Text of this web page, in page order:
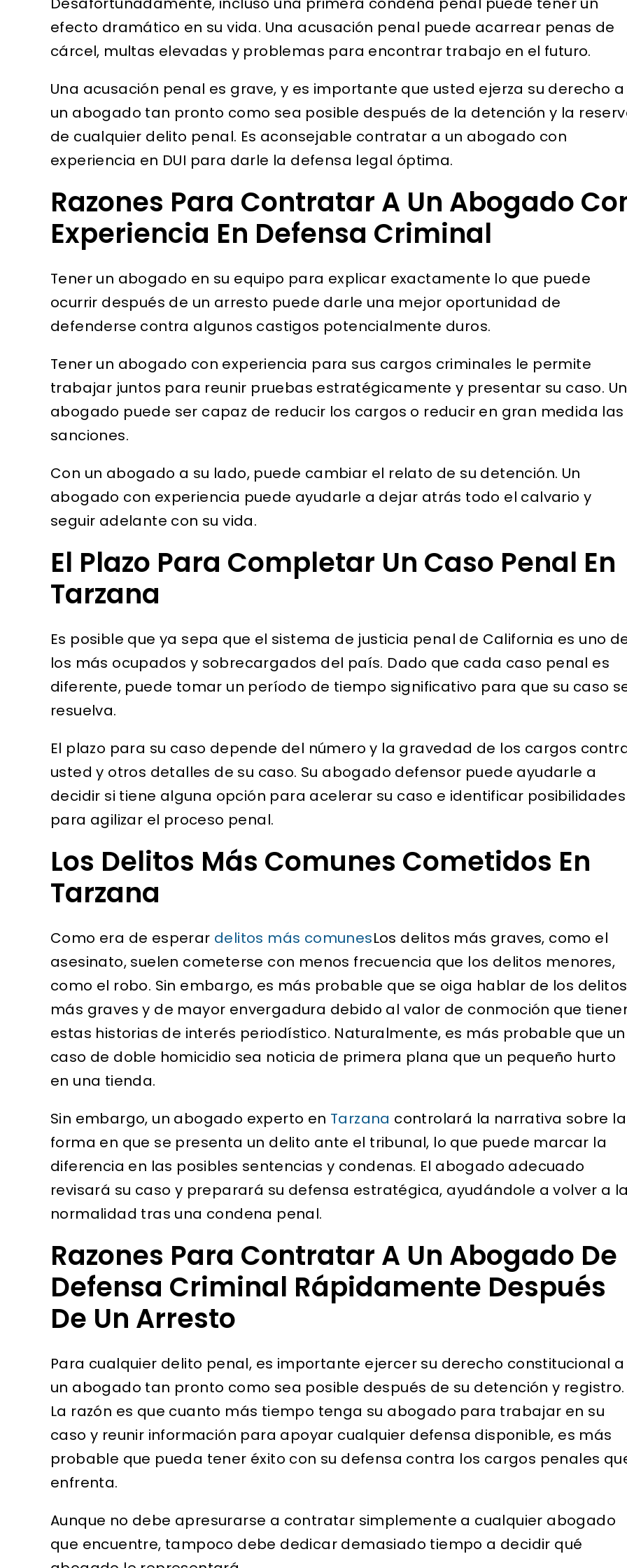
efecto dramático en su vida. Una acusación penal puede acarrear penas de
cárcel, multas elevadas y problemas para encontrar trabajo en el futuro.
Una acusación penal es grave, y es importante que usted ejerza su derecho a
un abogado tan pronto como sea posible después de la detención y la
de cualquier delito penal. Es aconsejable contratar a un abogado con
experiencia en DUI para darle la defensa legal óptima.
Razones Para Contratar A Un Abogado
Experiencia En Defensa Criminal
Tener un abogado en su equipo para explicar exactamente lo que puede
ocurrir después de un arresto puede darle una mejor oportunidad de
defenderse contra algunos castigos potencialmente duros.
Tener un abogado con experiencia para sus cargos criminales le permite
trabajar juntos para reunir pruebas estratégicamente y presentar su caso. Un
abogado puede ser capaz de reducir los cargos o reducir en gran medida las
sanciones.
Con un abogado a su lado, puede cambiar el relato de su detención. Un
abogado con experiencia puede ayudarle a dejar atrás todo el calvario y
seguir adelante con su vida.
El Plazo Para Completar Un Caso Penal En
Tarzana
Es posible que ya sepa que el sistema de justicia penal de California es uno
los más ocupados y sobrecargados del país. Dado que cada caso penal es
diferente, puede tomar un período de tiempo significativo para que su caso
resuelva.
El plazo para su caso depende del número y la gravedad de los cargos
usted y otros detalles de su caso. Su abogado defensor puede ayudarle a
decidir si tiene alguna opción para acelerar su caso e identificar posibilidades
para agilizar el proceso penal.
Los Delitos Más Comunes Cometidos En
Tarzana
Como era de esperar delitos más comunesLos delitos más graves, como el
asesinato, suelen cometerse con menos frecuencia que los delitos menores,
como el robo. Sin embargo, es más probable que se oiga hablar de los delitos
más graves y de mayor envergadura debido al valor de conmoción que
estas historias de interés periodístico. Naturalmente, es más probable que un
caso de doble homicidio sea noticia de primera plana que un pequeño hurto
en una tienda.
Sin embargo, un abogado experto en Tarzana controlará la narrativa sobre la
forma en que se presenta un delito ante el tribunal, lo que puede marcar la
diferencia en las posibles sentencias y condenas. El abogado adecuado
revisará su caso y preparará su defensa estratégica, ayudándole a volver a
normalidad tras una condena penal.
Razones Para Contratar A Un Abogado De
Defensa Criminal Rápidamente Después
De Un Arresto
Para cualquier delito penal, es importante ejercer su derecho constitucional a
un abogado tan pronto como sea posible después de su detención y registro.
La razón es que cuanto más tiempo tenga su abogado para trabajar en su
caso y reunir información para apoyar cualquier defensa disponible, es más
probable que pueda tener éxito con su defensa contra los cargos penales
enfrenta.
Aunque no debe apresurarse a contratar simplemente a cualquier abogado
que encuentre, tampoco debe dedicar demasiado tiempo a decidir qué
GRAVE
James E. Silverstein realizó en
mi caso. De principio a fin,
superó con creces mis
expectativas. Su dedicación,
profesionalismo y
preocupación genuina
hicieron que todo...
MARTIN A.
cualquier tipo de caso. Es
muy conocido en el sistema
judicial del condado de Los
Ángeles y, además, tiene
amplia experiencia...
ELIZABETH B.
que no había
ninguna verificación de
antecedentes anterior.
me estaba impidiendo
conseguir una
laboral. El abogado